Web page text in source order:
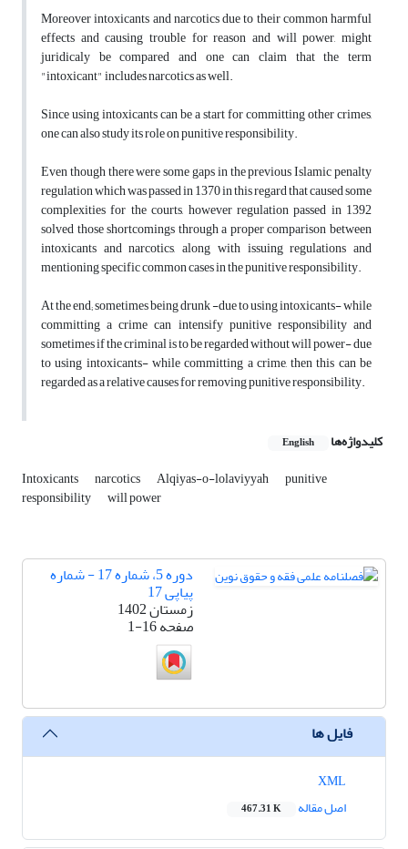
Moreover intoxicants and narcotics due to their common harmful
effects and causing trouble for reason and will power, might
juridicaly be compared and one can claim that the term
"intoxicant" includes narcotics as well.
Since using intoxicants can be a start for committing other crimes,
one can also study its role on punitive responsibility.
Even though there were some gaps in the previous Islamic penalty
regulation which was passed in 1370 in this regard that caused some
complexities for the courts, however regulation passed in 1392
solved those shortcomings through a proper comparison between
intoxicants and narcotics, along with issuing regulations and
mentioning specific common cases in the punitive responsibility.
At the end; sometimes being drunk -due to using intoxicants- while
committing a crime can intensify punitive responsibility and
sometimes if the criminal is to be regarded without will power- due
to using intoxicants- while committing a crime, then this can be
regarded as a relative causes for removing punitive responsibility.
کلیدواژه‌ها English
Intoxicants narcotics Alqiyas-o-lolaviyyah punitive
responsibility will power
دوره 5، شماره 17 - شماره
پیاپی 17
زمستان 1402
صفحه1-16
فایل ها
اصل مقاله
467.31 K